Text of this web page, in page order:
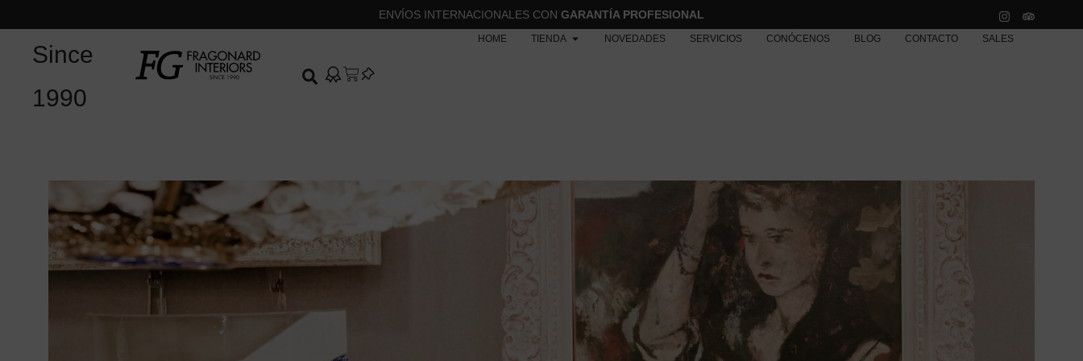
ENVÍOS INTERNACIONALES CON GARANTÍA PROFESIONAL
Since
1990
HOME TIENDA NOVEDADES SERVICIOS CONÓCENOS BLOG CONTACTO SALES